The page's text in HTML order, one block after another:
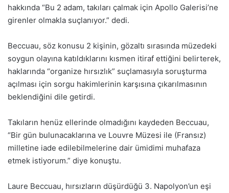
hakkında “Bu 2 adam, takıları çalmak için Apollo Galerisi’ne
girenler olmakla suçlanıyor.” dedi.
Beccuau, söz konusu 2 kişinin, gözaltı sırasında müzedeki
soygun olayına katıldıklarını kısmen itiraf ettiğini belirterek,
haklarında “organize hırsızlık” suçlamasıyla soruşturma
açılması için sorgu hakimlerinin karşısına çıkarılmasının
beklendiğini dile getirdi.
Takıların henüz ellerinde olmadığını kaydeden Beccuau,
“Bir gün bulunacaklarına ve Louvre Müzesi ile (Fransız)
milletine iade edilebilmelerine dair ümidimi muhafaza
etmek istiyorum.” diye konuştu.
Laure Beccuau, hırsızların düşürdüğü 3. Napolyon’un eşi